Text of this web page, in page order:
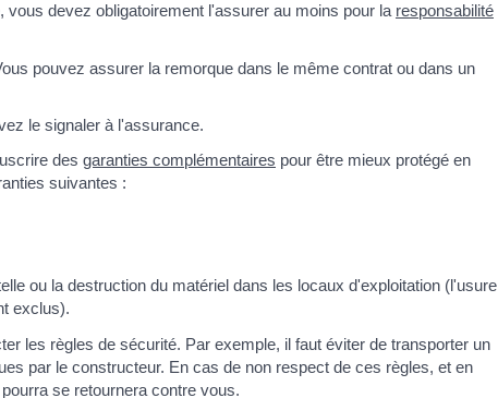
devez obligatoirement l'assurer au moins pour la responsabilité
pouvez assurer la remorque dans le même contrat ou dans un
le signaler à l'assurance.
des garanties complémentaires pour être mieux protégé en
suivantes :
ou la destruction du matériel dans les locaux d'exploitation (l'usure
exclus).
les règles de sécurité. Par exemple, il faut éviter de transporter un
par le constructeur. En cas de non respect de ces règles, et en
se retournera contre vous.